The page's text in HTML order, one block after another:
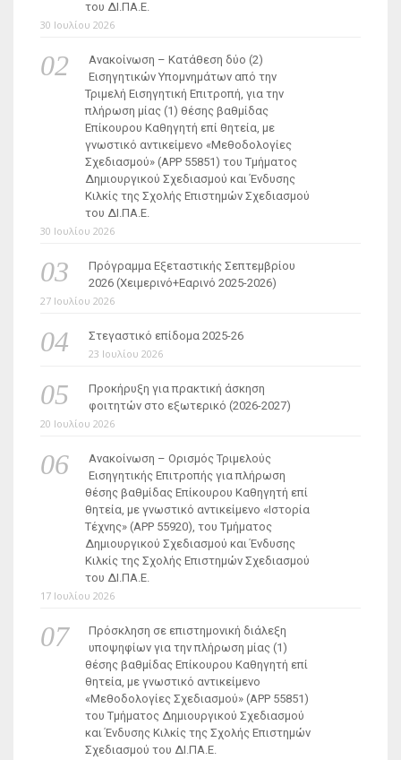
του ΔΙ.ΠΑ.Ε.
30 Ιουλίου 2026
Ανακοίνωση – Κατάθεση δύο (2)
Εισηγητικών Υπομνημάτων από την
Τριμελή Εισηγητική Επιτροπή, για την
πλήρωση μίας (1) θέσης βαθμίδας
Επίκουρου Καθηγητή επί θητεία, με
γνωστικό αντικείμενο «Μεθοδολογίες
Σχεδιασμού» (ΑΡΡ 55851) του Τμήματος
Δημιουργικού Σχεδιασμού και Ένδυσης
Κιλκίς της Σχολής Επιστημών Σχεδιασμού
του ΔΙ.ΠΑ.Ε.
30 Ιουλίου 2026
Πρόγραμμα Εξεταστικής Σεπτεμβρίου
2026 (Χειμερινό+Εαρινό 2025-2026)
27 Ιουλίου 2026
Στεγαστικό επίδομα 2025-26
23 Ιουλίου 2026
Προκήρυξη για πρακτική άσκηση
φοιτητών στο εξωτερικό (2026-2027)
20 Ιουλίου 2026
Ανακοίνωση – Ορισμός Τριμελούς
Εισηγητικής Επιτροπής για πλήρωση
θέσης βαθμίδας Επίκουρου Καθηγητή επί
θητεία, με γνωστικό αντικείμενο «Ιστορία
Τέχνης» (ΑΡΡ 55920), του Τμήματος
Δημιουργικού Σχεδιασμού και Ένδυσης
Κιλκίς της Σχολής Επιστημών Σχεδιασμού
του ΔΙ.ΠΑ.Ε.
17 Ιουλίου 2026
Πρόσκληση σε επιστημονική διάλεξη
υποψηφίων για την πλήρωση μίας (1)
θέσης βαθμίδας Επίκουρου Καθηγητή επί
θητεία, με γνωστικό αντικείμενο
«Μεθοδολογίες Σχεδιασμού» (ΑΡΡ 55851)
του Τμήματος Δημιουργικού Σχεδιασμού
και Ένδυσης Κιλκίς της Σχολής Επιστημών
Σχεδιασμού του ΔΙ.ΠΑ.Ε.